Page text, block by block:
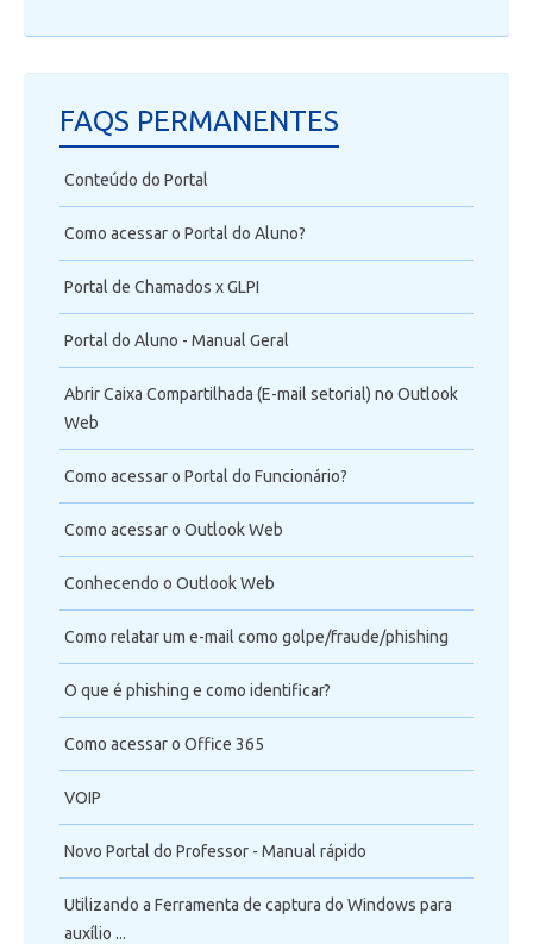
FAQS PERMANENTES
Conteúdo do Portal
Como acessar o Portal do Aluno?
Portal de Chamados x GLPI
Portal do Aluno - Manual Geral
Abrir Caixa Compartilhada (E-mail setorial) no Outlook
Web
Como acessar o Portal do Funcionário?
Como acessar o Outlook Web
Conhecendo o Outlook Web
Como relatar um e-mail como golpe/fraude/phishing
O que é phishing e como identificar?
Como acessar o Office 365
VOIP
Novo Portal do Professor - Manual rápido
Utilizando a Ferramenta de captura do Windows para
auxílio ...